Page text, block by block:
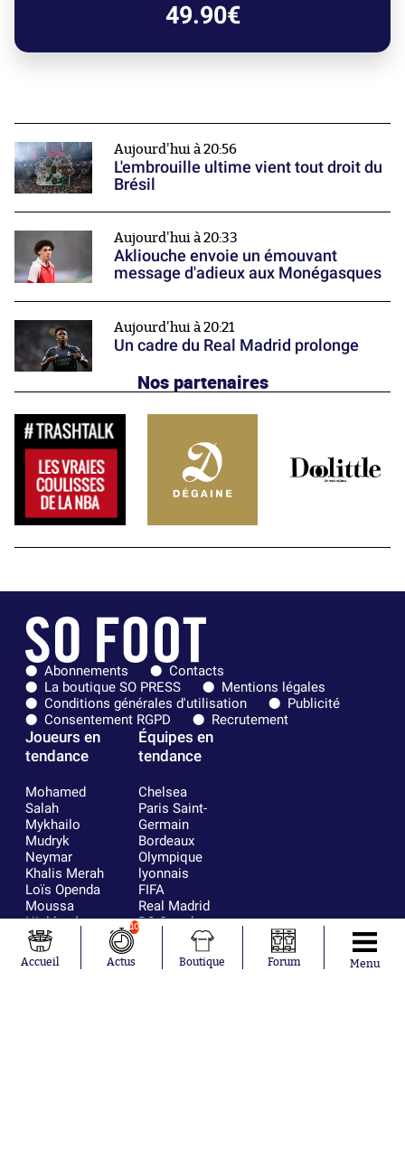
49.90€
Aujourd'hui à 20:56
L'embrouille ultime vient tout droit du
Brésil
Aujourd'hui à 20:33
Akliouche envoie un émouvant
message d'adieux aux Monégasques
Aujourd'hui à 20:21
Un cadre du Real Madrid prolonge
Nos partenaires
Abonnements
Contacts
La boutique SO PRESS
Mentions légales
Conditions générales d'utilisation
Publicité
Consentement RGPD
Recrutement
Joueurs en
tendance
Mohamed
Salah
Mykhailo
Mudryk
Neymar
Khalis Merah
Loïs Openda
Moussa
Niakhaté
Nicolás
Tagliafico
Pavel Šulc
Équipes en
tendance
Chelsea
Paris Saint-
Germain
Bordeaux
Olympique
lyonnais
FIFA
Real Madrid
RC Strasbourg
AC Milan
RC Lens
Accueil
10
Actus Boutique Forum Menu